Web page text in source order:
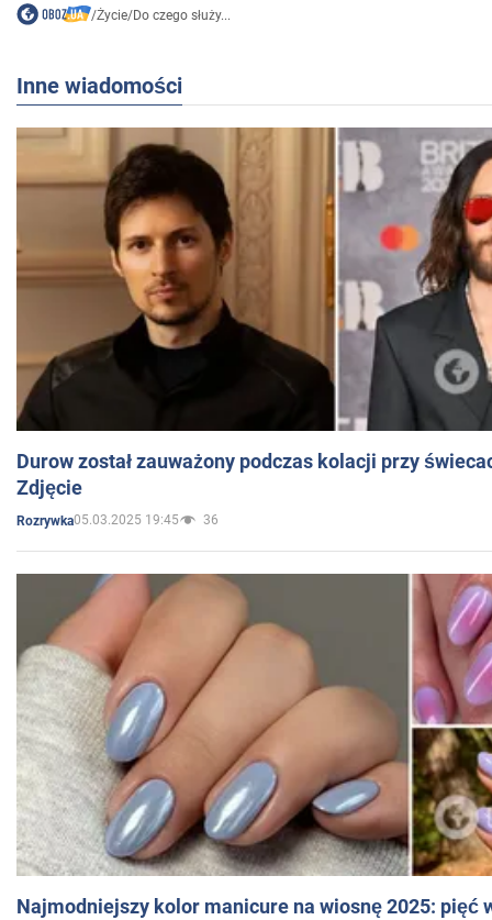
/Życie/Do czego służy...
Inne wiadomości
Durow został zauważony podczas kolacji przy
Zdjęcie
Rozrywka05.03.2025 19:45 36
Najmodniejszy kolor manicure na wiosnę 2025: pięć